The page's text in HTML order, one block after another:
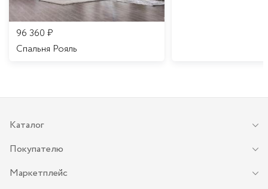
96 360 ₽
Спальня Рояль
Каталог
Покупателю
Маркетплейс